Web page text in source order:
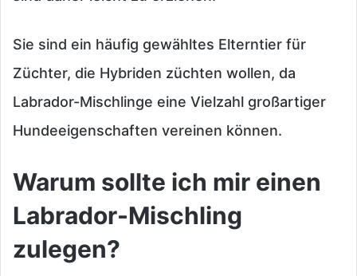
Sie sind ein häufig gewähltes Elterntier für
Züchter, die Hybriden züchten wollen, da
Labrador-Mischlinge eine Vielzahl großartiger
Hundeeigenschaften vereinen können.
Warum sollte ich mir einen
Labrador-Mischling
zulegen?